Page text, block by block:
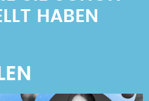
HABEN